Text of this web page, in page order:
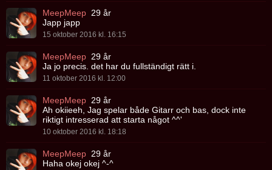
MeepMeep 29 år
Japp japp
15 oktober 2016 kl. 16:15
MeepMeep 29 år
Ja jo precis. det har du fullständigt rätt i.
11 oktober 2016 kl. 12:00
MeepMeep 29 år
Ah okiieeh, Jag spelar både Gitarr och bas, dock inte
riktigt intresserad att starta något ^^'
10 oktober 2016 kl. 18:18
MeepMeep 29 år
Haha okej okej ^-^